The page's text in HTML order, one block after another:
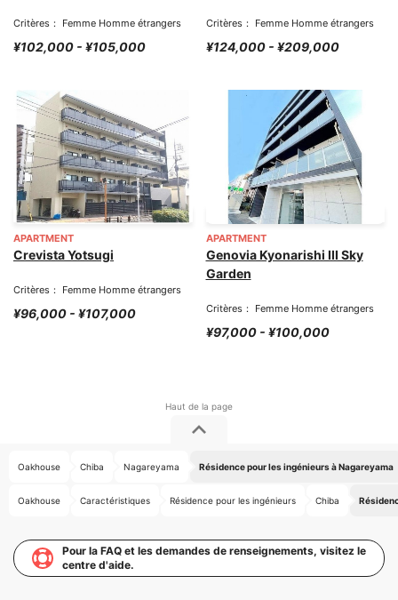
Critères： Femme Homme étrangers
¥102,000 - ¥105,000
Critères： Femme Homme étrangers
¥124,000 - ¥209,000
APARTMENT
Crevista Yotsugi
Critères： Femme Homme étrangers
¥96,000 - ¥107,000
APARTMENT
Genovia Kyonarishi III Sky
Garden
Critères： Femme Homme étrangers
¥97,000 - ¥100,000
Oakhouse Chiba Nagareyama Résidence pour les ingénieurs à Nagareyama
Oakhouse Caractéristiques Résidence pour les ingénieurs Chiba
Pour la FAQ et les demandes de renseignements, visitez le
centre d'aide.